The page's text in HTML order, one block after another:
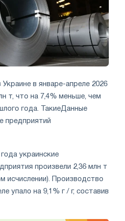
Украине в январе-апреле 2026
т, что на 7,4% меньше, чем
года. ТакиеДанные
предприятий
украинские
произвели 2,36 млн т
исчислении). Производство
упало на 9,1% г / г, составив